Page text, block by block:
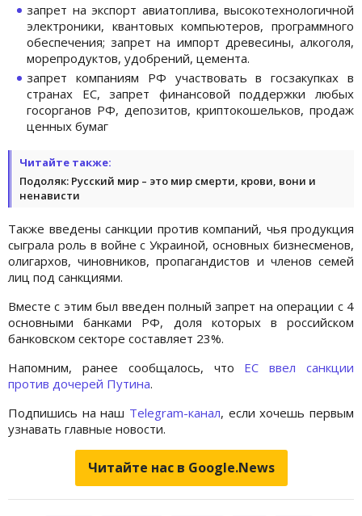
запрет на экспорт авиатоплива, высокотехнологичной
электроники, квантовых компьютеров, программного
обеспечения; запрет на импорт древесины, алкоголя,
морепродуктов, удобрений, цемента.
запрет компаниям РФ участвовать в госзакупках в
странах ЕС, запрет финансовой поддержки любых
госорганов РФ, депозитов, криптокошельков, продаж
ценных бумаг
Читайте также:
Подоляк: Русский мир – это мир смерти, крови, вони и
ненависти
Также введены санкции против компаний, чья продукция
сыграла роль в войне с Украиной, основных бизнесменов,
олигархов, чиновников, пропагандистов и членов семей
лиц под санкциями.
Вместе с этим был введен полный запрет на операции с 4
основными банками РФ, доля которых в российском
банковском секторе составляет 23%.
Напомним, ранее сообщалось, что ЕС ввел санкции
против дочерей Путина.
Подпишись на наш Telegram-канал, если хочешь первым
узнавать главные новости.
Читайте нас в Google.News